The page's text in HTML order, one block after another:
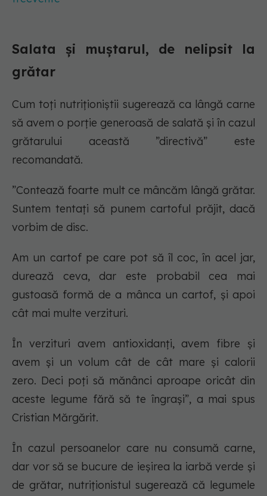
Salata și muștarul, de nelipsit la
grătar
Cum toți nutriționiștii sugerează ca lângă carne
să avem o porție generoasă de salată și în cazul
grătarului această ”directivă” este
recomandată.
”Contează foarte mult ce mâncăm lângă grătar.
Suntem tentați să punem cartoful prăjit, dacă
vorbim de disc.
Am un cartof pe care pot să îl coc, în acel jar,
durează ceva, dar este probabil cea mai
gustoasă formă de a mânca un cartof, și apoi
cât mai multe verzituri.
În verzituri avem antioxidanți, avem fibre și
avem și un volum cât de cât mare și calorii
zero. Deci poți să mănânci aproape oricât din
aceste legume fără să te îngrași”, a mai spus
Cristian Mărgărit.
În cazul persoanelor care nu consumă carne,
dar vor să se bucure de ieșirea la iarbă verde și
de grătar, nutriționistul sugerează că legumele